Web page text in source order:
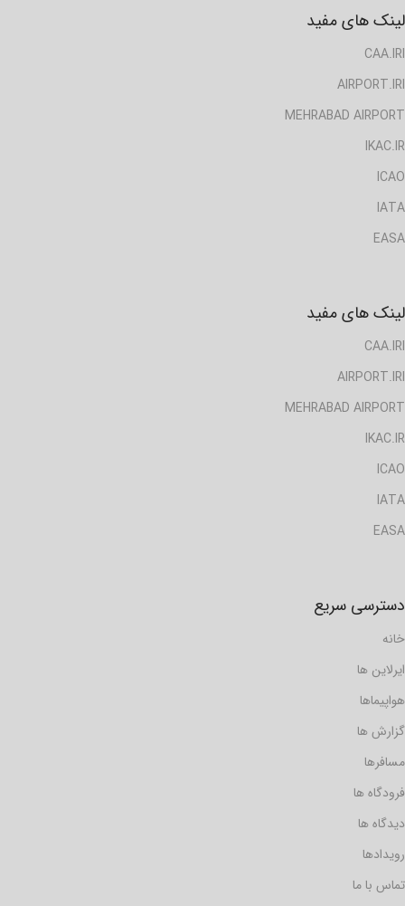
لینک های مفید
CAA.IRI
AIRPORT.IRI
MEHRABAD AIRPORT
IKAC.IR
ICAO
IATA
EASA
لینک های مفید
CAA.IRI
AIRPORT.IRI
MEHRABAD AIRPORT
IKAC.IR
ICAO
IATA
EASA
دسترسی سریع
خانه
ایرلاین ها
هواپیماها
گزارش ها
مسافرها
فرودگاه ها
دیدگاه ها
رویدادها
تماس با ما